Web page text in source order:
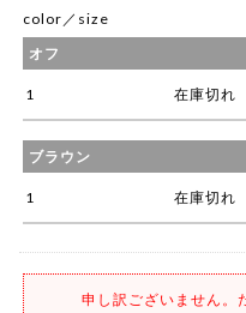
color／size
オフ
1 在庫切れ
ブラウン
1 在庫切れ
申し訳ございません。